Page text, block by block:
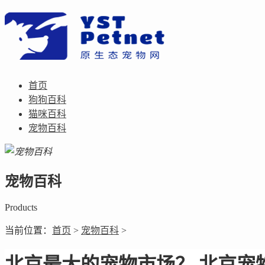
首页
狗狗百科
猫咪百科
宠物百科
宠物百科
Products
当前位置： 首页 > 宠物百科 >